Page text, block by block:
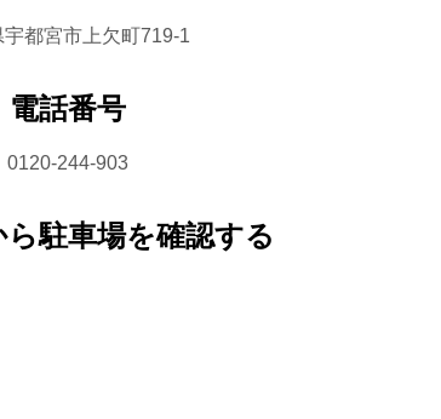
宇都宮市上欠町719-1
電話番号
0120-244-903
駐車場を確認する